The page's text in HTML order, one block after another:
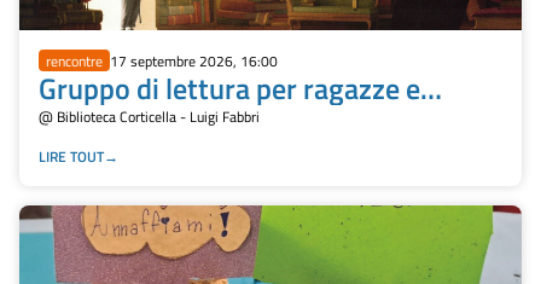
rencontre 17 septembre 2026, 16:00
Gruppo di lettura per ragazze e
ragazzi Readarell Club di lettura
@ Biblioteca Corticella - Luigi Fabbri
LIRE TOUT